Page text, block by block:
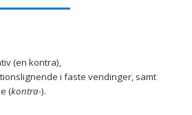
(en kontra),
i faste vendinger, samt
(kontra-).